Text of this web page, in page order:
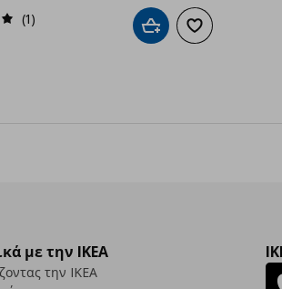
(1)
στα αγαπημένα
Προσθήκη στο καλάθι
Προσθήκη στα
με την IKEA
την IKEA